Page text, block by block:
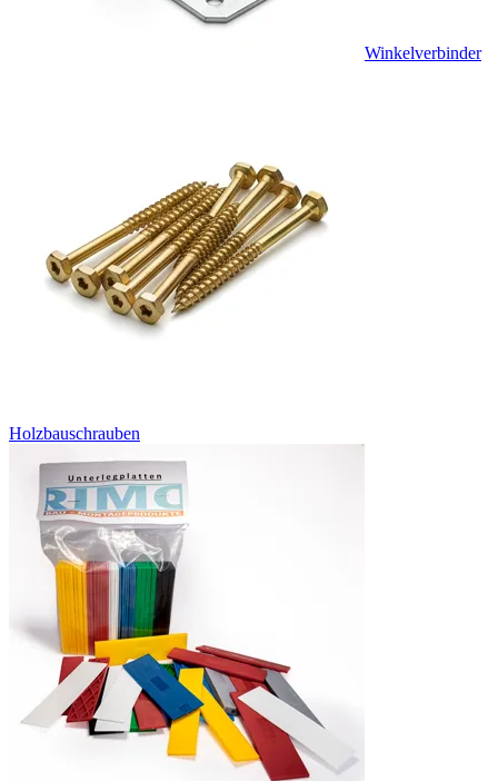
Winkelverbinder
Holzbauschrauben